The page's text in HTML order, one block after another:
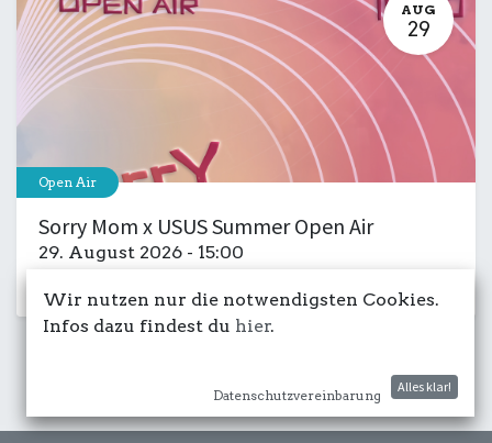
AUG
29
Open Air
Sorry Mom x USUS Summer Open Air
29. August 2026 - 15:00
Wir nutzen nur die notwendigsten Cookies.
Infos dazu findest du hier.
Datenschutzvereinbarung
Alles klar!